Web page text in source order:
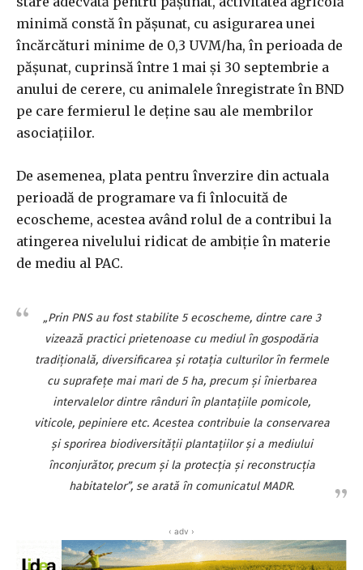
minimă constă în păşunat, cu asigurarea unei
încărcături minime de 0,3 UVM/ha, în perioada de
păşunat, cuprinsă între 1 mai şi 30 septembrie a
anului de cerere, cu animalele înregistrate în BND
pe care fermierul le deţine sau ale membrilor
asociaţiilor.
De asemenea, plata pentru înverzire din actuala
perioadă de programare va fi înlocuită de
ecoscheme, acestea având rolul de a contribui la
atingerea nivelului ridicat de ambiţie în materie
de mediu al PAC.
„Prin PNS au fost stabilite 5 ecoscheme, dintre care 3
vizează practici prietenoase cu mediul în gospodăria
tradiţională, diversificarea şi rotaţia culturilor în fermele
cu suprafeţe mai mari de 5 ha, precum şi înierbarea
intervalelor dintre rânduri în plantaţiile pomicole,
viticole, pepiniere etc. Acestea contribuie la conservarea
şi sporirea biodiversităţii plantaţiilor şi a mediului
înconjurător, precum şi la protecţia şi reconstrucţia
habitatelor”, se arată în comunicatul MADR.
‹ adv ›